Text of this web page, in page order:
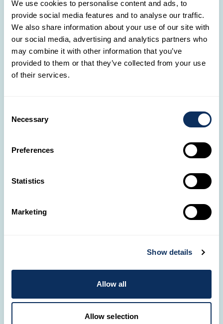
We use cookies to personalise content and ads, to
provide social media features and to analyse our traffic.
We also share information about your use of our site with
our social media, advertising and analytics partners who
may combine it with other information that you’ve
provided to them or that they’ve collected from your use
of their services.
Selection
Necessary
Preferences
Statistics
Marketing
Show details
Allow all
Allow selection
natürlichen Lebensraum oder erkunde die
faszinierende Unterwasserwelt bei einem
Schnorchelausflug in kristallklarem Wasser.
Liberia Strände von Samara
Delfinbeobachtung
Santa Elena
Willkommen in Santa Elena, wo sich Abenteuer mit
Gelassenheit verbindet. Eingebettet in die Natur
lädt das biologische Reservat Monteverde dazu ein,